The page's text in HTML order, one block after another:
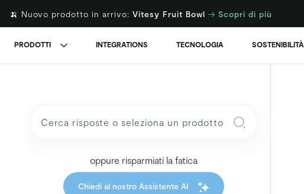
🍌 Nuovo prodotto in arrivo: Vitesy Fruit Bowl → Scopri di più
PRODOTTI INTEGRATIONS TECNOLOGIA SOSTENIBILITÀ
oppure risparmiati la fatica
Chiedi al nostro Assistente AI